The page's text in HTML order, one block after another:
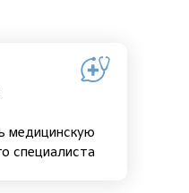
медицинскую
специалиста